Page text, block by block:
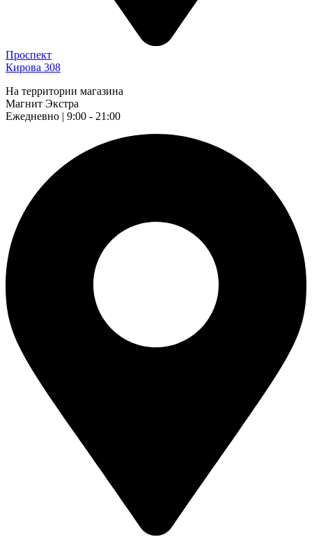
Проспект
Кирова 308
На территории магазина
Магнит Экстра
Ежедневно | 9:00 - 21:00